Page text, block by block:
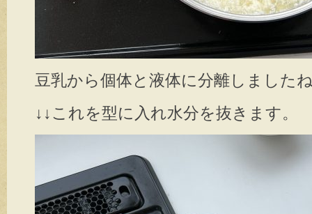
豆乳から個体と液体に分離しました
↓↓これを型に入れ水分を抜きます。